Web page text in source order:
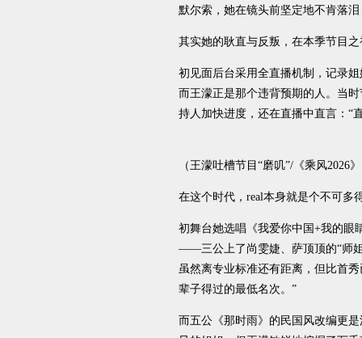
默尔索，她在镜头前坚定地不肯落
其实她的耿直与反叛，在本季节目
初见面后台采用全直播机制，记录
而王濛正是那个违背预期的人。当
持人加快进度，还在直播中直言：“
（王濛吐槽节目“磨叽”/《乘风2026
在这个时代，real本身就是个不可多
初舞台她选唱《我爱你中国+我的眼
——三公上了尚雯婕、萨顶顶的“师
虽然离专业标准还有距离，但比首
辈子得过的最低名次。”
而五公《那时雨》的民国风改编更